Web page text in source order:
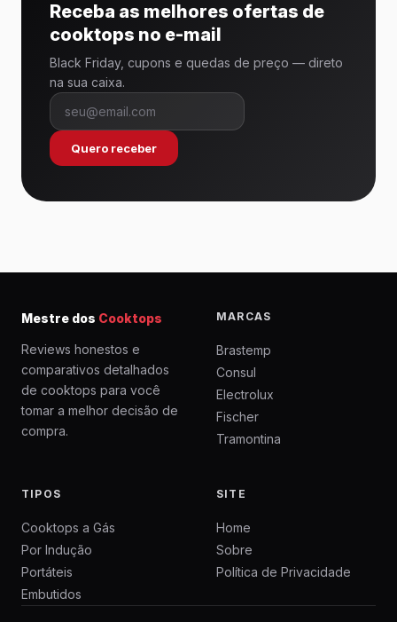
Receba as melhores ofertas de
cooktops no e-mail
Black Friday, cupons e quedas de preço — direto
na sua caixa.
Quero receber
Mestre dos Cooktops
Reviews honestos e
comparativos detalhados
de cooktops para você
tomar a melhor decisão de
compra.
MARCAS
Brastemp
Consul
Electrolux
Fischer
Tramontina
TIPOS
Cooktops a Gás
Por Indução
Portáteis
Embutidos
SITE
Home
Sobre
Política de Privacidade